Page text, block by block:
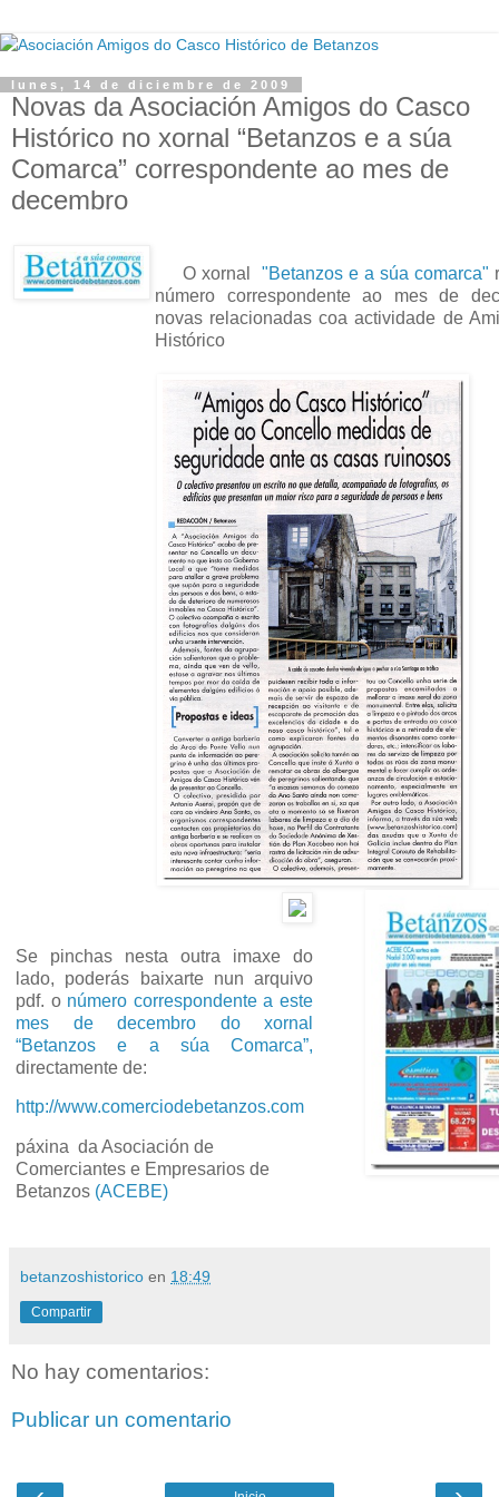
lunes, 14 de diciembre de 2009
Novas da Asociación Amigos do Casco
Histórico no xornal “Betanzos e a súa
Comarca” correspondente ao mes de
decembro
O xornal "Betanzos e a súa comarca"
número correspondente ao mes de
novas relacionadas coa actividade de
Histórico
Se pinchas nesta outra imaxe do
lado, poderás baixarte nun arquivo
pdf. o número correspondente a este
mes de decembro do xornal
“Betanzos e a súa Comarca”,
directamente de:
http://www.comerciodebetanzos.com
páxina da Asociación de
Comerciantes e Empresarios de
Betanzos (ACEBE)
betanzoshistorico en 18:49
Compartir
No hay comentarios:
Publicar un comentario